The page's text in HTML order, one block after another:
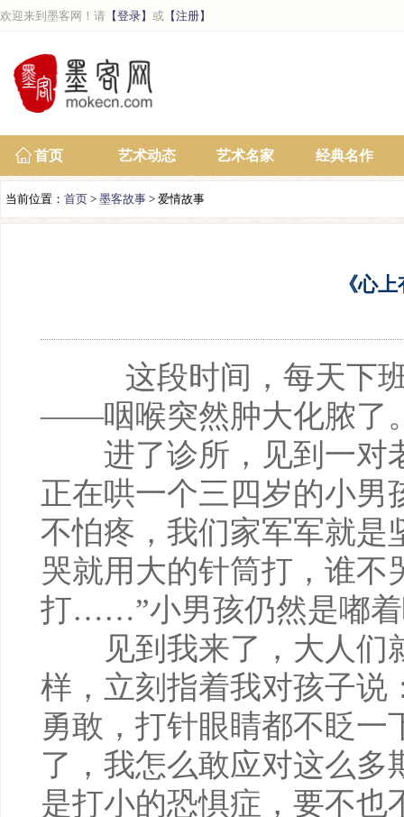
欢迎来到墨客网！请 【登录】 或 【注册】
首页 艺术动态 艺术名家 经典名作
当前位置： 首页 > 墨客故事 > 爱情故事
《心
这段时间，每天下班
——咽喉突然肿大化脓了
进了诊所，见到一对
正在哄一个三四岁的小男
不怕疼，我们家军军就是
哭就用大的针筒打，谁不
打……”小男孩仍然是嘟
见到我来了，大人们
样，立刻指着我对孩子说
勇敢，打针眼睛都不眨一
了，我怎么敢应对这么多
是打小的恐惧症，要不